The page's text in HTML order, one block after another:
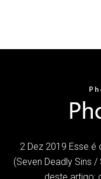
2 Dez 2019 Esse
(Seven Deadly Sins